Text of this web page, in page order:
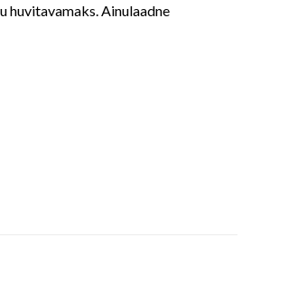
huvitavamaks. Ainulaadne